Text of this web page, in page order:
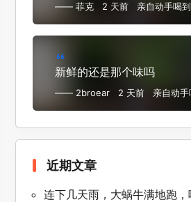
—— 菲克 2 天前
新鲜的还是那个味吗
—— 2broear 2 天前
近期文章
连下几天雨，大蜗牛满地跑